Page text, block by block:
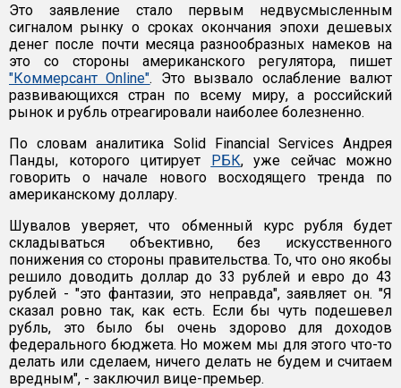
Это заявление стало первым недвусмысленным
сигналом рынку о сроках окончания эпохи дешевых
денег после почти месяца разнообразных намеков на
это со стороны американского регулятора, пишет
"Коммерсант Online". Это вызвало ослабление валют
развивающихся стран по всему миру, а российский
рынок и рубль отреагировали наиболее болезненно.
По словам аналитика Solid Financial Services Андрея
Панды, которого цитирует РБК, уже сейчас можно
говорить о начале нового восходящего тренда по
американскому доллару.
Шувалов уверяет, что обменный курс рубля будет
складываться объективно, без искусственного
понижения со стороны правительства. То, что оно якобы
решило доводить доллар до 33 рублей и евро до 43
рублей - "это фантазии, это неправда", заявляет он. "Я
сказал ровно так, как есть. Если бы чуть подешевел
рубль, это было бы очень здорово для доходов
федерального бюджета. Но можем мы для этого что-то
делать или сделаем, ничего делать не будем и считаем
вредным", - заключил вице-премьер.